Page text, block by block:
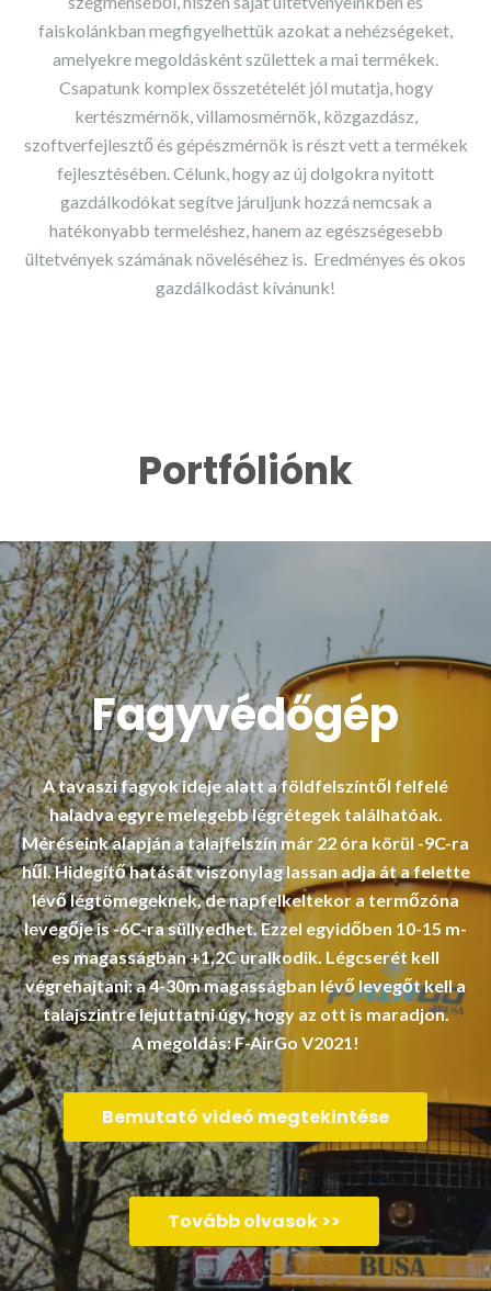
faiskolánkban megfigyelhettük azokat a nehézségeket,
amelyekre megoldásként születtek a mai termékek.
Csapatunk komplex összetételét jól mutatja, hogy
kertészmérnök, villamosmérnök, közgazdász,
szoftverfejlesztőés gépészmérnök is részt vett a termékek
fejlesztésében. Célunk, hogy az új dolgokra nyitott
gazdálkodókat segítve járuljunk hozzá nemcsak a
hatékonyabb termeléshez, hanem az egészségesebb
ültetvények számának növeléséhez is. Eredményes és okos
gazdálkodást kívánunk!
Portfóliónk
Fagyvédőgép
A tavaszi fagyok ideje alatt a földfelszíntől felfelé
haladva egyre melegebb légrétegek találhatóak.
Méréseink alapján a talajfelszín már 22 óra körül -9C-ra
hűl. Hidegítő hatását viszonylag lassan adja át a felette
lévő légtömegeknek, de napfelkeltekor a termőzóna
levegője is -6C-ra süllyedhet. Ezzel egyidőben 10-15 m-
es magasságban +1,2C uralkodik. Légcserét kell
végrehajtani: a 4-30m magasságban lévő levegőt kell a
talajszintre lejuttatni úgy, hogy az ott is maradjon.
A megoldás: F-AirGo V2021!
Bemutató videó megtekintése
Tovább olvasok >>